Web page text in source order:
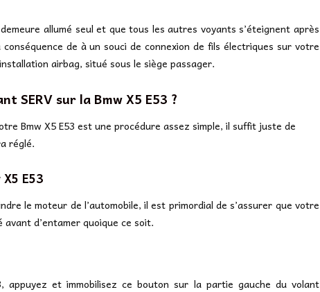
allumé seul et que tous les autres voyants s’éteignent après
de à un souci de connexion de fils électriques sur votre
airbag, situé sous le siège passager.
SERV sur la Bmw X5 E53 ?
Bmw X5 E53 est une procédure assez simple, il suffit juste de
réglé.
E53
le moteur de l’automobile, il est primordial de s’assurer que votre
d’entamer quoique ce soit.
appuyez et immobilisez ce bouton sur la partie gauche du volant